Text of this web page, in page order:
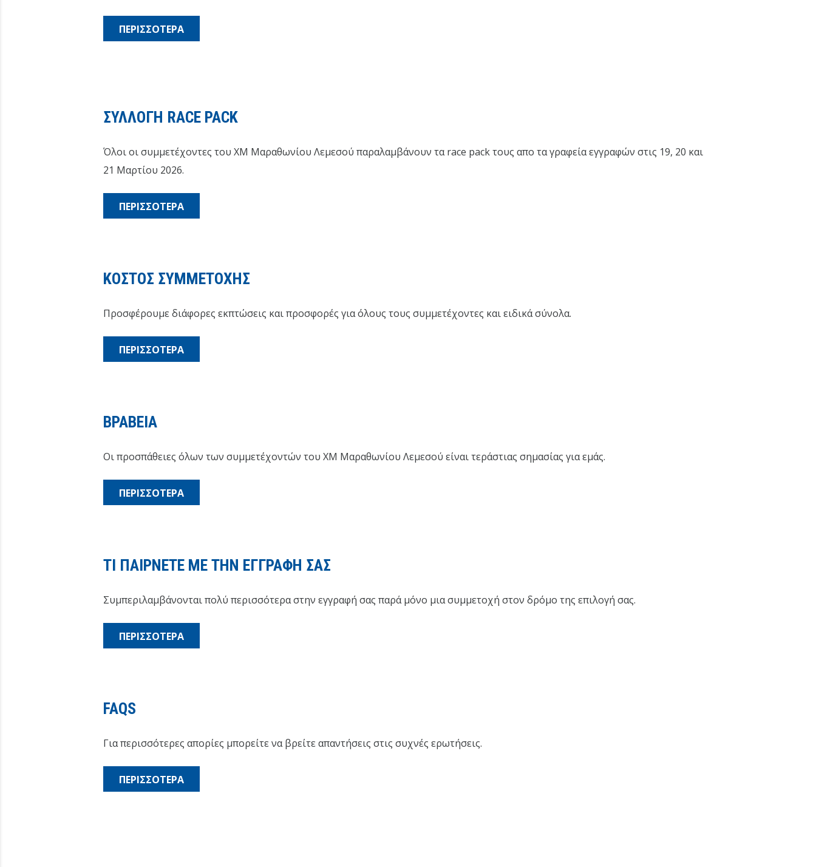
ΠΕΡΙΣΣΟΤΕΡΑ
ΣΥΛΛΟΓΗ RACE PACK
Όλοι οι συμμετέχοντες του XM Μαραθωνίου Λεμεσού παραλαμβάνουν τα race pack τους απο τα γραφεία εγγραφών στις 19, 20 και
21 Μαρτίου 2026.
ΠΕΡΙΣΣΟΤΕΡΑ
ΚΟΣΤΟΣ ΣΥΜΜΕΤΟΧΗΣ
Προσφέρουμε διάφορες εκπτώσεις και προσφορές για όλους τους συμμετέχοντες και ειδικά σύνολα.
ΠΕΡΙΣΣΟΤΕΡΑ
ΒΡΑΒΕΙΑ
Οι προσπάθειες όλων των συμμετέχοντών του XM Μαραθωνίου Λεμεσού είναι τεράστιας σημασίας για εμάς.
ΠΕΡΙΣΣΟΤΕΡΑ
ΤΙ ΠΑΙΡΝΕΤΕ ΜΕ ΤΗΝ ΕΓΓΡΑΦΗ ΣΑΣ
Συμπεριλαμβάνονται πολύ περισσότερα στην εγγραφή σας παρά μόνο μια συμμετοχή στον δρόμο της επιλογή σας.
ΠΕΡΙΣΣΟΤΕΡΑ
FAQS
Για περισσότερες απορίες μπορείτε να βρείτε απαντήσεις στις συχνές ερωτήσεις.
ΠΕΡΙΣΣΟΤΕΡΑ